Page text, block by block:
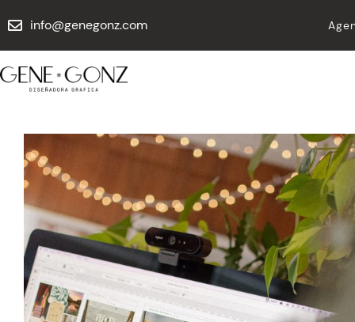
info@genegonz.com